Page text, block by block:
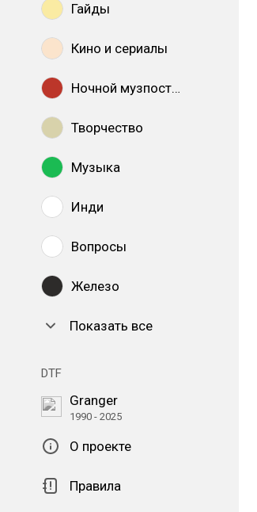
Гайды
Кино и сериалы
Ночной музпостинг
Творчество
Музыка
Инди
Вопросы
Железо
Показать все
DTF
Granger
1990 - 2025
О проекте
Правила